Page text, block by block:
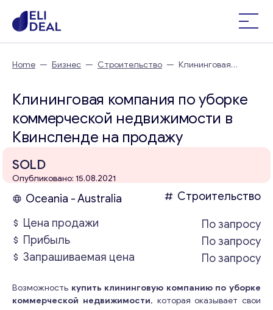
Home — Бизнес — Строительство — Клининговая
Клининговая компания по уборке
коммерческой недвижимости в
Квинсленде на продажу
SOLD
Опубликовано: 15.08.2021
Oceania - Australia
Строительство
Цена продажи
По запросу
Прибыль
По запросу
Запрашиваемая цена
По запросу
Возможность купить клининговую компанию по уборке
коммерческой недвижимости, которая оказывает свои